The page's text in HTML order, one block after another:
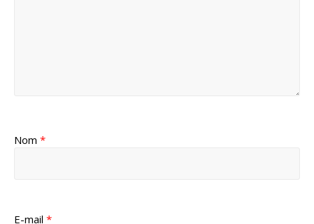
Nom *
E-mail *